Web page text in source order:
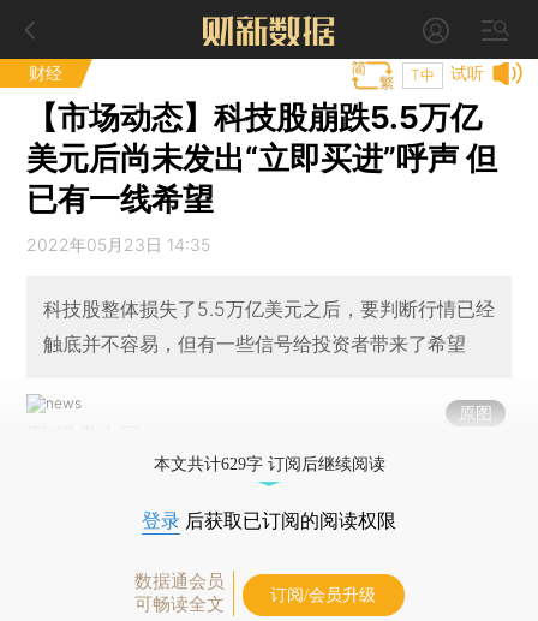
财经 试听
T中
【市场动态】科技股崩跌5.5万亿
美元后尚未发出“立即买进”呼声 但
已有一线希望
2022年05月23日 14:35
科技股整体损失了5.5万亿美元之后，要判断行情已经
触底并不容易，但有一些信号给投资者带来了希望
原图
本文共计629字 订阅后继续阅读
登录 后获取已订阅的阅读权限
数据通会员
可畅读全文
订阅/会员升级